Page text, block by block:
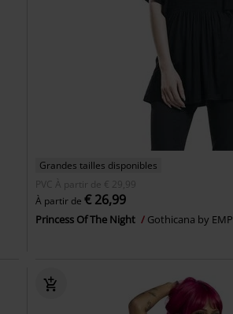
Grandes tailles disponibles
PVC
À partir de € 29,99
À partir de€ 26,99
Princess Of The Night Gothicana by EMP